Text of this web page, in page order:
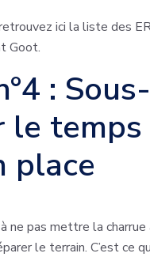
ici la liste des
Goot.
: Sous-
le temps
place
ne pas mettre la charrue
le terrain. C’est ce